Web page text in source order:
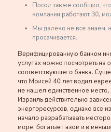
Посол также сообщил,
компании работают 30,
Мы далеко не все знаем,
просачивается.
Верифицированную банком
услугах можно посмотреть на
соответствующего банка.
что Моисей 40 лет водил
не нашел единственное
Израиль действительно
энергоресурсов, однако все
начало разрабатывать
море, богатые газом и в